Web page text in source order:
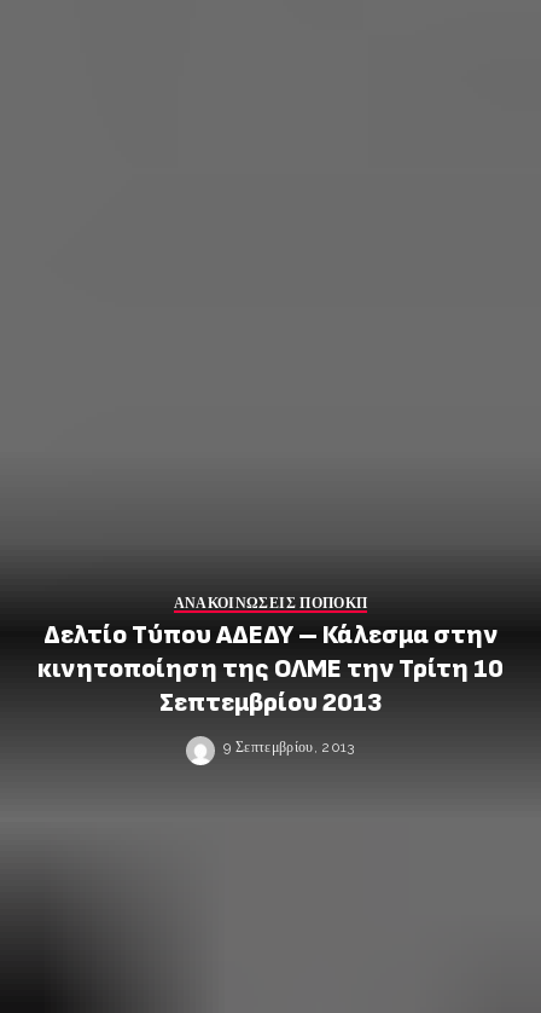
ΑΝΑΚΟΙΝΩΣΕΙΣ ΠΟΠΟΚΠ
Δελτίο Τύπου ΑΔΕΔΥ – Κάλεσμα στην
κινητοποίηση της ΟΛΜΕ την Τρίτη 10
Σεπτεμβρίου 2013
9 Σεπτεμβρίου, 2013